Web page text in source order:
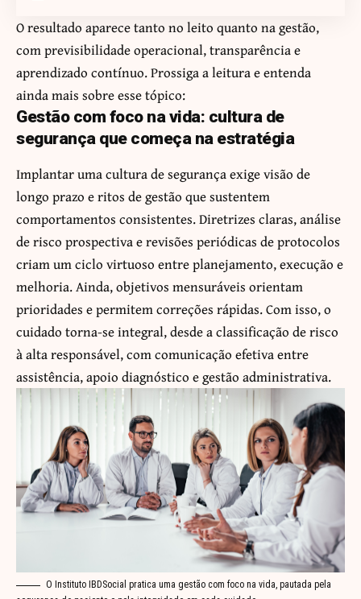
O resultado aparece tanto no leito quanto na gestão,
com previsibilidade operacional, transparência e
aprendizado contínuo. Prossiga a leitura e entenda
ainda mais sobre esse tópico:
Gestão com foco na vida: cultura de
segurança que começa na estratégia
Implantar uma cultura de segurança exige visão de
longo prazo e ritos de gestão que sustentem
comportamentos consistentes. Diretrizes claras, análise
de risco prospectiva e revisões periódicas de protocolos
criam um ciclo virtuoso entre planejamento, execução e
melhoria. Ainda, objetivos mensuráveis orientam
prioridades e permitem correções rápidas. Com isso, o
cuidado torna-se integral, desde a classificação de risco
à alta responsável, com comunicação efetiva entre
assistência, apoio diagnóstico e gestão administrativa.
O Instituto IBDSocial pratica uma gestão com foco na vida, pautada pela